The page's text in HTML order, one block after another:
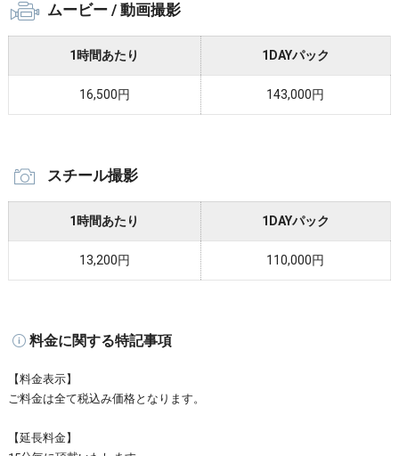
ムービー / 動画撮影
1時間あたり 1DAYパック
16,500円 143,000円
スチール撮影
1時間あたり 1DAYパック
13,200円 110,000円
料金に関する特記事項
【料金表示】
ご料金は全て税込み価格となります。
【延長料金】